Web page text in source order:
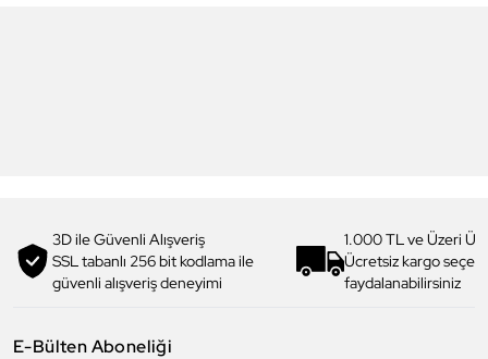
3D ile Güvenli Alışveriş
SSL tabanlı 256 bit kodlama ile
güvenli alışveriş deneyimi
1.000 TL ve Üzeri
Ücretsiz kargo
faydalanabilirsiniz
E-Bülten Aboneliği